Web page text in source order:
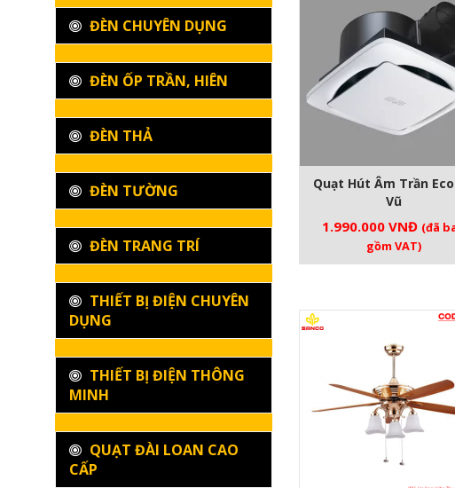
Quạt Hút Âm Trần
Vũ
1.990.000 VNĐ (đã
gồm VAT)
ĐÈN CHUYÊN DỤNG
ĐÈN ỐP TRẦN, HIÊN
ĐÈN THẢ
ĐÈN TƯỜNG
ĐÈN TRANG TRÍ
THIẾT BỊ ĐIỆN CHUYÊN
DỤNG
THIẾT BỊ ĐIỆN THÔNG
MINH
QUẠT ĐÀI LOAN CAO
CẤP